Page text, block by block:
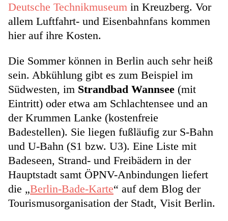
Deutsche Technikmuseum in Kreuzberg. Vor
allem Luftfahrt- und Eisenbahnfans kommen
hier auf ihre Kosten.
Die Sommer können in Berlin auch sehr heiß
sein. Abkühlung gibt es zum Beispiel im
Südwesten, im Strandbad Wannsee (mit
Eintritt) oder etwa am Schlachtensee und an
der Krummen Lanke (kostenfreie
Badestellen). Sie liegen fußläufig zur S-Bahn
und U-Bahn (S1 bzw. U3). Eine Liste mit
Badeseen, Strand- und Freibädern in der
Hauptstadt samt ÖPNV-Anbindungen liefert
die „Berlin-Bade-Karte“ auf dem Blog der
Tourismusorganisation der Stadt, Visit Berlin.